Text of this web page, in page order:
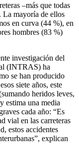
–más que todas
La mayoría de ellos
en curva (44 %), en
hombres (83 %)
investigación del
(INTRAS) ha
se han producido
siete años, este
heridos leves,
estima una media
cada año: “Es
vial en las carreteras
estos accidentes
explican